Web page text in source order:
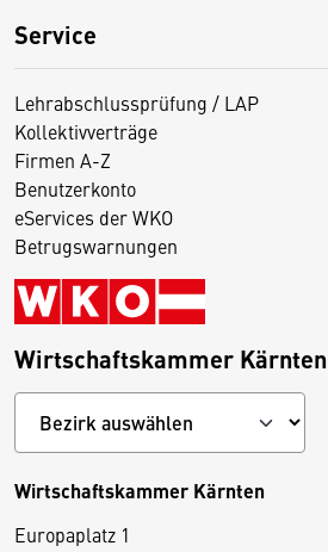
Service
Lehrabschlussprüfung / LAP
Kollektivverträge
Firmen A-Z
Benutzerkonto
eServices der WKO
Betrugswarnungen
Wirtschaftskammer Kärnten
Wirtschaftskammer Kärnten
Europaplatz 1